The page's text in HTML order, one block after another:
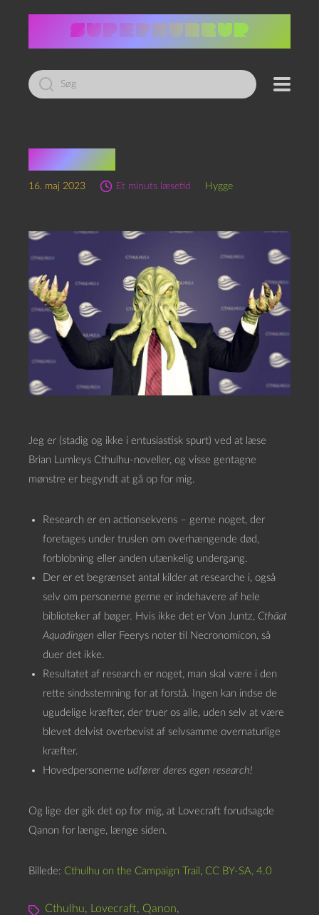
Led
efter:
Qthulhu
16. maj 2023 Et minuts læsetid Hygge
Jeg er (stadig og ikke i entusiastisk spurt) ved at læse
Brian Lumleys Cthulhu-noveller, og visse gentagne
mønstre er begyndt at gå op for mig.
Research er en actionsekvens – gerne noget, der
foretages under truslen om overhængende død,
forblobning eller anden utænkelig undergang.
Der er et begrænset antal kilder at researche i, også
selv om personerne gerne er indehavere af hele
biblioteker af bøger. Hvis ikke det er Von Juntz, Cthäat
Aquadingen eller Feerys noter til Necronomicon, så
duer det ikke.
Resultatet af research er noget, man skal være i den
rette sindsstemning for at forstå. Ingen kan indse de
ugudelige kræfter, der truer os alle, uden selv at være
blevet delvist overbevist af selvsamme overnaturlige
kræfter.
Hovedpersonerne udfører deres egen research!
Og lige der gik det op for mig, at Lovecraft forudsagde
Qanon for længe, længe siden.
Billede: Cthulhu on the Campaign Trail , CC BY-SA, 4.0
Cthulhu, Lovecraft, Qanon,